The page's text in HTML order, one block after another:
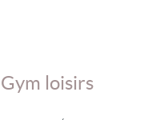
Gym loisirs